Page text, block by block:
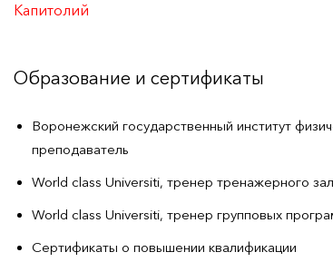
Капитолий
Образование и сертификаты
Воронежский государственный институт
преподаватель
World class Universiti, тренер тренажерного
World class Universiti, тренер групповых
Сертификаты о повышении квалификации